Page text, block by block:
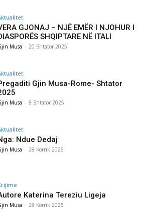
GJONAJ – NJË EMËR I NJOHUR I
SHQIPTARE NË ITALI
Musa - 20 Shtator 2025
Gjin Musa-Rome- Shtator
Musa - 8 Shtator 2025
Ndue Dedaj
Musa - 28 Korrik 2025
Katerina Tereziu Ligeja
Musa - 28 Korrik 2025